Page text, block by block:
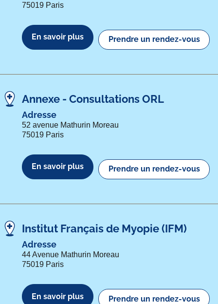
75019 Paris
En savoir plus Prendre un rendez-vous
Annexe - Consultations ORL
Adresse
52 avenue Mathurin Moreau
75019 Paris
En savoir plus Prendre un rendez-vous
Institut Français de Myopie (IFM)
Adresse
44 Avenue Mathurin Moreau
75019 Paris
En savoir plus Prendre un rendez-vous